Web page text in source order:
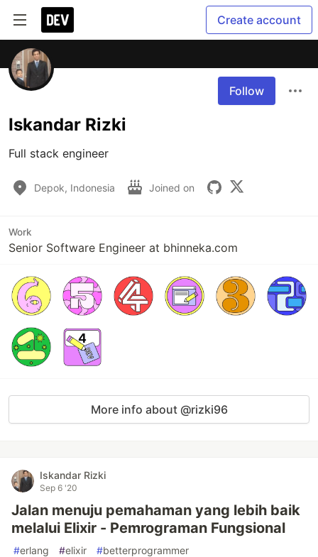
Create account
Follow
Iskandar Rizki
Full stack engineer
Depok, Indonesia Joined on
Work
Senior Software Engineer at bhinneka.com
More info about @rizki96
Iskandar Rizki
Sep 6 '20
Jalan menuju pemahaman yang lebih baik
melalui Elixir - Pemrograman Fungsional
#erlang #elixir #betterprogrammer